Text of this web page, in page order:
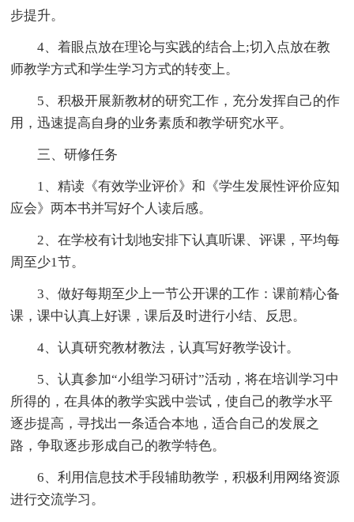
步提升。
4、着眼点放在理论与实践的结合上;切入点放在教
师教学方式和学生学习方式的转变上。
5、积极开展新教材的研究工作，充分发挥自己的作
用，迅速提高自身的业务素质和教学研究水平。
三、研修任务
1、精读《有效学业评价》和《学生发展性评价应知
应会》两本书并写好个人读后感。
2、在学校有计划地安排下认真听课、评课，平均每
周至少1节。
3、做好每期至少上一节公开课的工作：课前精心备
课，课中认真上好课，课后及时进行小结、反思。
4、认真研究教材教法，认真写好教学设计。
5、认真参加“小组学习研讨”活动，将在培训学习中
所得的，在具体的教学实践中尝试，使自己的教学水平
逐步提高，寻找出一条适合本地，适合自己的发展之
路，争取逐步形成自己的教学特色。
6、利用信息技术手段辅助教学，积极利用网络资源
进行交流学习。